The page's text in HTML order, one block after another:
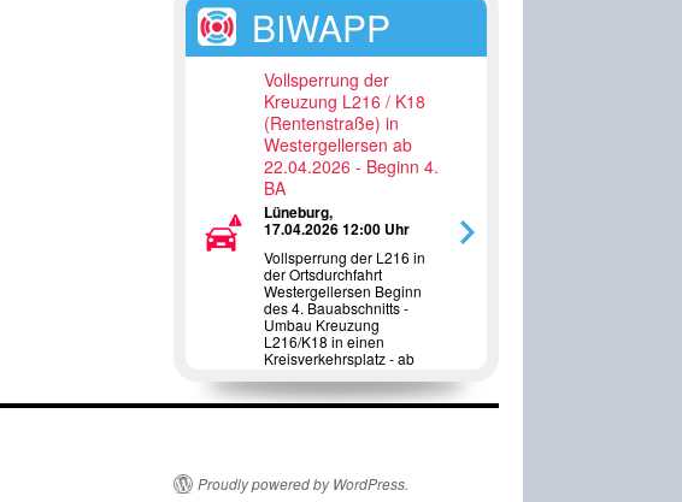
BIWAPP
Vollsperrung der
Kreuzung L216 / K18
(Rentenstraße) in
Westergellersen ab
22.04.2026 - Beginn 4.
BA
Lüneburg,
17.04.2026 12:00 Uhr
Vollsperrung der L216 in
der Ortsdurchfahrt
Westergellersen Beginn
des 4. Bauabschnitts -
Umbau Kreuzung
L216/K18 in einen
Kreisverkehrsplatz - ab
Proudly powered by WordPress.